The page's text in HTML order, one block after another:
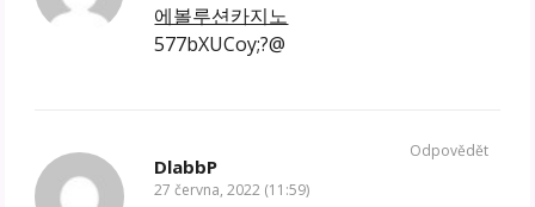
에볼루션카지노
577bXUCoy;?@
DlabbP
27 června, 2022 (11:59)
Odpovědět